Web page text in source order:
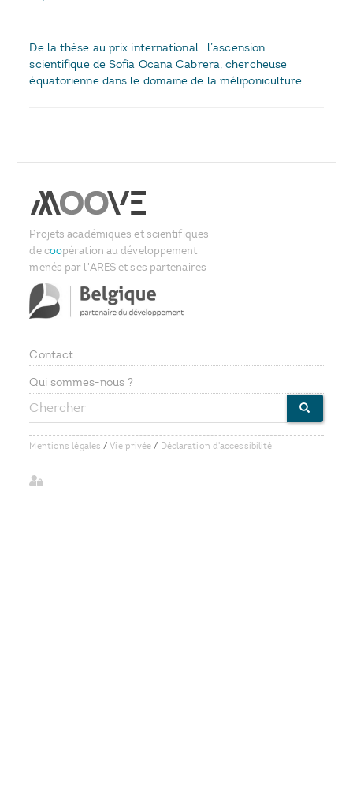
De la thèse au prix international : l’ascension
scientifique de Sofia Ocana Cabrera, chercheuse
équatorienne dans le domaine de la méliponiculture
Projets académiques et scientifiques
de coopération au développement
menés par l'ARES et ses partenaires
Footer
menu
Contact
Qui sommes-nous ?
Chercher
Mentions légales / Vie privée / Déclaration d'accessibilité
User